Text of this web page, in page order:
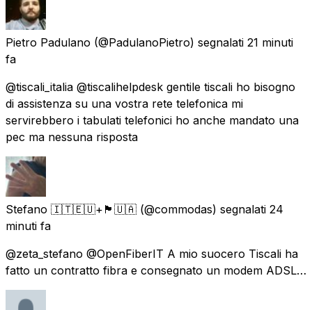
Pietro Padulano (@PadulanoPietro) segnalati 21 minuti
fa
@tiscali_italia @tiscalihelpdesk gentile tiscali ho bisogno
di assistenza su una vostra rete telefonica mi
servirebbero i tabulati telefonici ho anche mandato una
pec ma nessuna risposta
Stefano 🇮🇹🇪🇺+🏴󠁧󠁢󠁳󠁣󠁴󠁿🇺🇦 (@commodas) segnalati 24
minuti fa
@zeta_stefano @OpenFiberIT A mio suocero Tiscali ha
fatto un contratto fibra e consegnato un modem ADSL…